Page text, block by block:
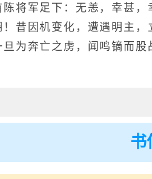
军足下：无恙，幸甚，
！昔因机变化，遭遇明主
旦为奔亡之虏，闻鸣镝而
书